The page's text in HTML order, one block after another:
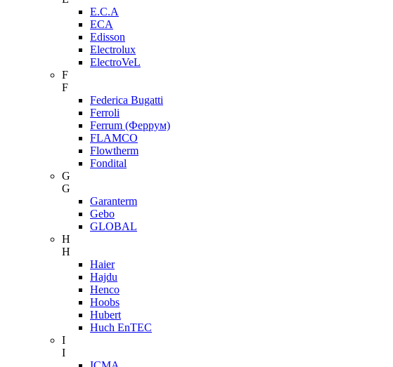
E.C.A
ECA
Edisson
Electrolux
ElectroVeL
F
F
Federica Bugatti
Ferroli
Ferrum (Феррум)
FLAMCO
Flowtherm
Fondital
G
G
Garanterm
Gebo
GLOBAL
H
H
Haier
Hajdu
Henco
Hoobs
Hubert
Huch EnTEC
I
I